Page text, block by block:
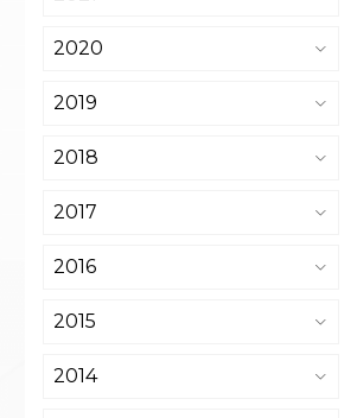
2020
2019
2018
2017
2016
2015
2014